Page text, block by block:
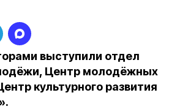
выступили отдел
Центр молодёжных
культурного развития